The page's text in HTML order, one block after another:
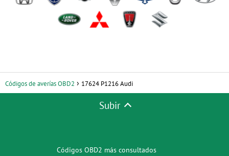
Códigos de averías OBD2 17624 P1216 Audi
Subir
Códigos OBD2 más consultados